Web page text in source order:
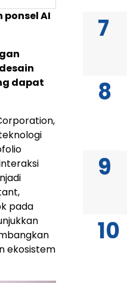
ponsel AI
dapat
pada
ekosistem